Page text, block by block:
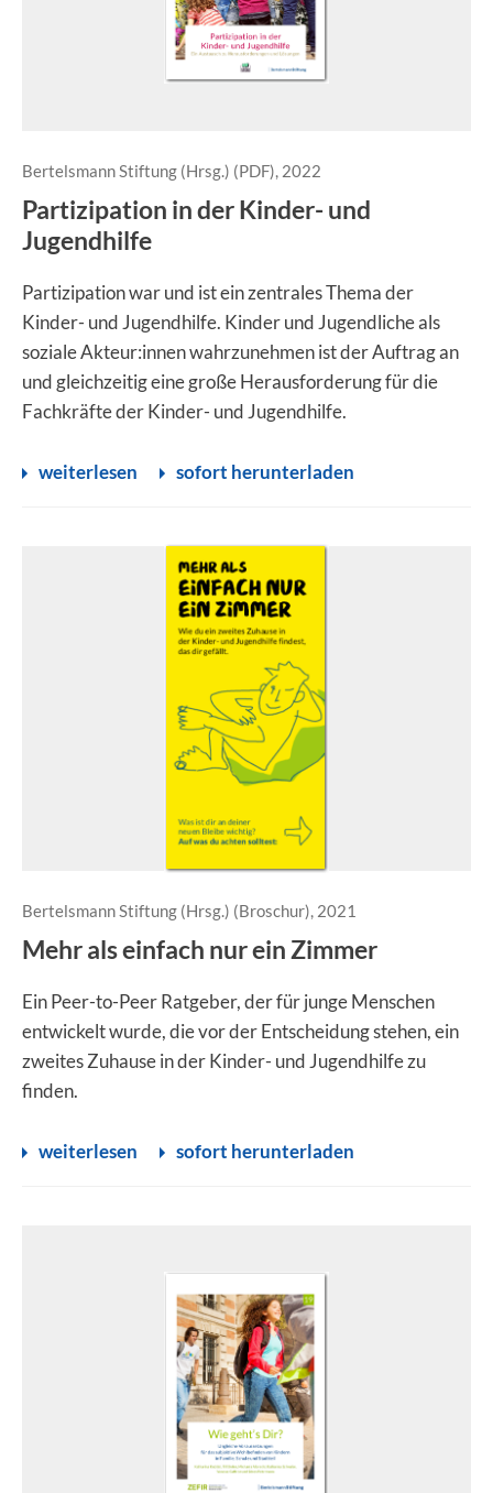
Bertelsmann Stiftung (Hrsg.) (PDF), 2022
Partizipation in der Kinder- und
Jugendhilfe
Partizipation war und ist ein zentrales Thema der
Kinder- und Jugendhilfe. Kinder und Jugendliche als
soziale Akteur:innen wahrzunehmen ist der Auftrag an
und gleichzeitig eine große Herausforderung für die
Fachkräfte der Kinder- und Jugendhilfe.
weiterlesen sofort herunterladen
Bertelsmann Stiftung (Hrsg.) (Broschur), 2021
Mehr als einfach nur ein Zimmer
Ein Peer-to-Peer Ratgeber, der für junge Menschen
entwickelt wurde, die vor der Entscheidung stehen, ein
zweites Zuhause in der Kinder- und Jugendhilfe zu
finden.
weiterlesen sofort herunterladen